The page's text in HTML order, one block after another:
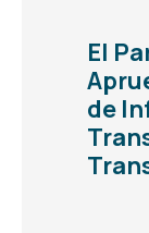
El
de